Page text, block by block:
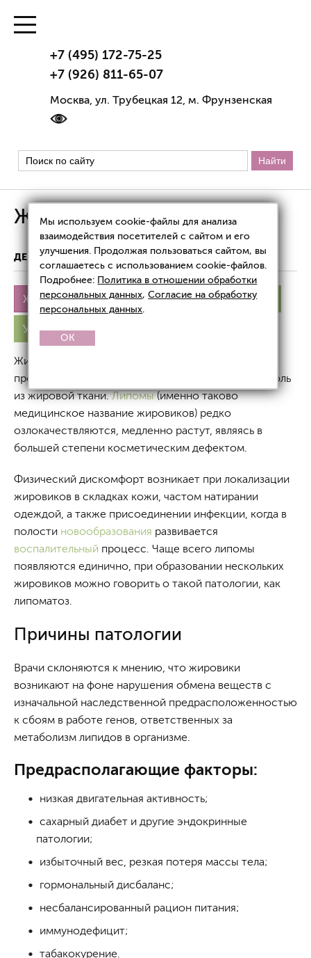
+7 (495) 172-75-25
+7 (926) 811-65-07
Москва, ул. Трубецкая 12, м. Фрунзенская
Жировики под кожей
ДЕРМАТОЛОГИЯ ЖИРОВИКИ ПОД КОЖЕЙ
Жировики под кожей Воспалился жировик
Удаление
Жировик – мягкая подкожная
представляющая собой доброкачественную опухоль
из жировой ткани.Липомы(именно таково
медицинское название жировиков) редко
озлокачествляются, медленно растут, являясь в
большей степени косметическим дефектом.
Физический дискомфорт возникает при локализации
жировиков в складках кожи, частом натирании
одеждой, а также присоединении инфекции, когда в
полости новообразования развивается
воспалительный процесс. Чаще всего липомы
появляются единично, при образовании нескольких
жировиков можно говорить о такой патологии, как
липоматоз.
Причины патологии
Врачи склоняются к мнению, что жировики
возникают на фоне нарушения обмена веществ с
изначальной наследственной предрасположенностью
к сбоям в работе генов, ответственных за
метаболизм липидов в организме.
Предрасполагающие факторы:
низкая двигательная активность;
сахарный диабет и другие эндокринные
патологии;
избыточный вес, резкая потеря массы тела;
гормональный дисбаланс;
несбалансированный рацион питания;
иммунодефицит;
табакокурение.
Мы используем cookie-файлы для анализа
взаимодействия посетителей с сайтом и его
улучшения. Продолжая пользоваться сайтом, вы
соглашаетесь с использованием cookie-файлов.
Подробнее: Политика в отношении обработки
персональных данных,Согласие на обработку
персональных данных.
OK